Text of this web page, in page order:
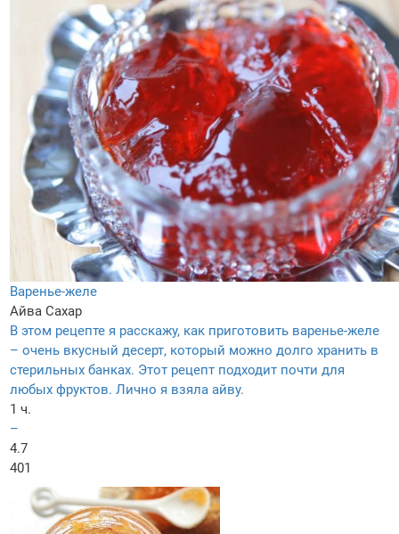
Варенье-желе
Айва Сахар
В этом рецепте я расскажу, как приготовить варенье-желе
– очень вкусный десерт, который можно долго хранить в
стерильных банках. Этот рецепт подходит почти для
любых фруктов. Лично я взяла айву.
1 ч.
–
4.7
401